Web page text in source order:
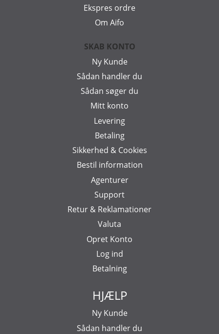
Ekspres ordre
Om Aifo
SKAB KONTO
Ny Kunde
Sådan handler du
Sådan søger du
Mitt konto
Levering
Betaling
Sikkerhed & Cookies
Bestil information
Agenturer
Support
Retur & Reklamationer
Valuta
Opret Konto
Log ind
Betalning
HJÆLP
Ny Kunde
Sådan handler du